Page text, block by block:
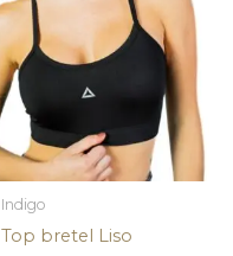
Indigo
Top bretel Liso